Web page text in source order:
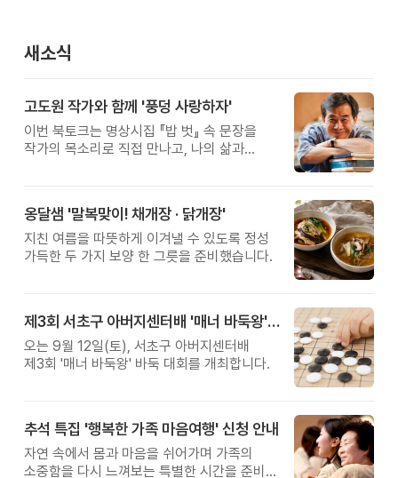
새소식
고도원 작가와 함께 '풍덩 사랑하자'
이번 북토크는 명상시집 『밥 벗』 속 문장을
작가의 목소리로 직접 만나고, 나의 삶과
옹달샘 '말복맞이! 채개장 · 닭개장'
지친 여름을 따뜻하게 이겨낼 수 있도록 정성
가득한 두 가지 보양 한 그릇을 준비했습니다.
제3회 서초구 아버지센터배 '매너 바둑왕' 대회
오는 9월 12일(토), 서초구 아버지센터배
제3회 '매너 바둑왕' 바둑 대회를 개최합니다.
추석 특집 '행복한 가족 마음여행' 신청 안내
자연 속에서 몸과 마음을 쉬어가며 가족의
소중함을 다시 느껴보는 특별한 시간을 준비해